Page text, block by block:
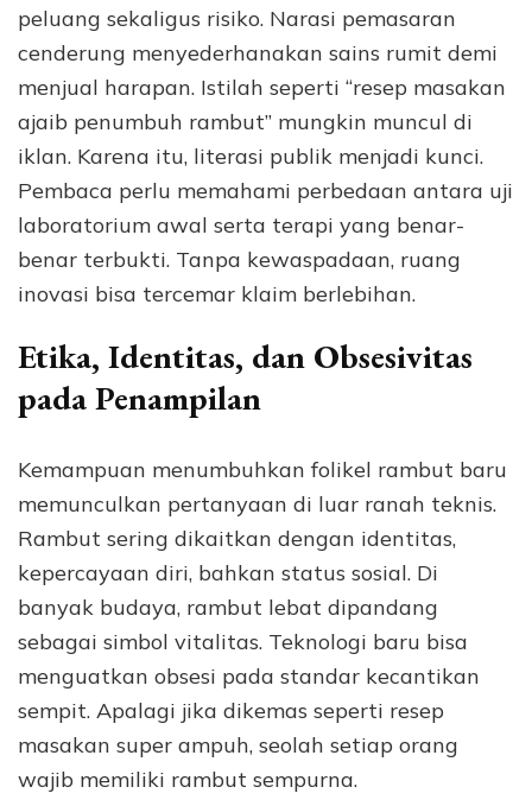
peluang sekaligus risiko. Narasi pemasaran
cenderung menyederhanakan sains rumit demi
menjual harapan. Istilah seperti “resep masakan
ajaib penumbuh rambut” mungkin muncul di
iklan. Karena itu, literasi publik menjadi kunci.
Pembaca perlu memahami perbedaan antara uji
laboratorium awal serta terapi yang benar-
benar terbukti. Tanpa kewaspadaan, ruang
inovasi bisa tercemar klaim berlebihan.
Etika, Identitas, dan Obsesivitas
pada Penampilan
Kemampuan menumbuhkan folikel rambut baru
memunculkan pertanyaan di luar ranah teknis.
Rambut sering dikaitkan dengan identitas,
kepercayaan diri, bahkan status sosial. Di
banyak budaya, rambut lebat dipandang
sebagai simbol vitalitas. Teknologi baru bisa
menguatkan obsesi pada standar kecantikan
sempit. Apalagi jika dikemas seperti resep
masakan super ampuh, seolah setiap orang
wajib memiliki rambut sempurna.